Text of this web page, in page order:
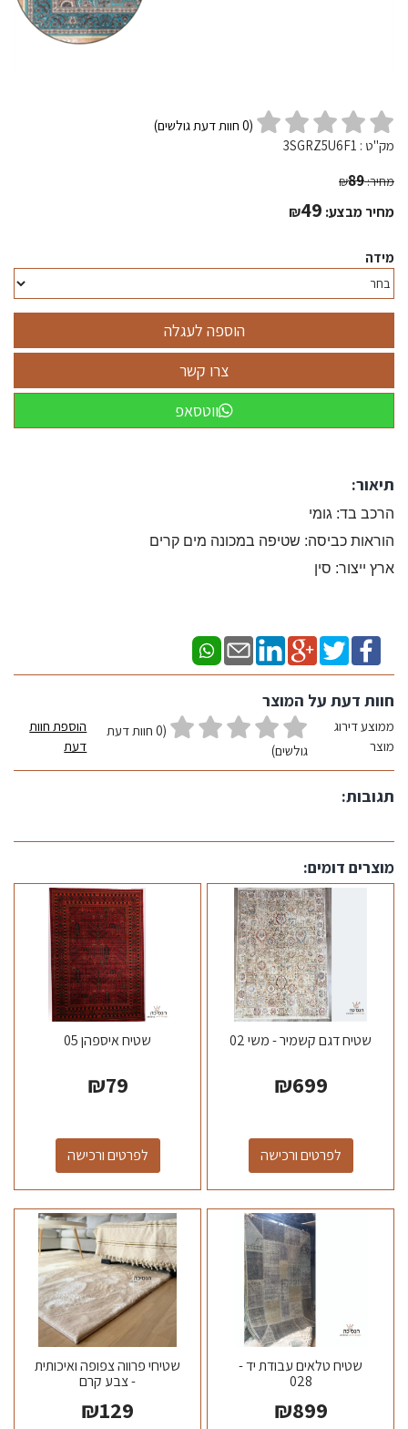
(
0 חוות דעת גולשים)
מק"ט : 3SGRZ5U6F1
מחיר: ₪89
מחיר מבצע: ₪49
מידה
ווטסאפ
תיאור:
הרכב בד: גומי
הוראות כביסה: שטיפה במכונה מים קרים
ארץ ייצור: סין
חוות דעת על המוצר
ממוצע דירוג
מוצר
(0 חוות דעת
גולשים)
הוספת חוות
דעת
תגובות:
מוצרים דומים:
שטיח דגם קשמיר - משי 02
₪699
לפרטים ורכישה
שטיח איספהן 05
₪79
לפרטים ורכישה
שטיח טלאים עבודת יד -
028
₪899
שטיחי פרווה צפופה ואיכותית
- צבע קרם
₪129